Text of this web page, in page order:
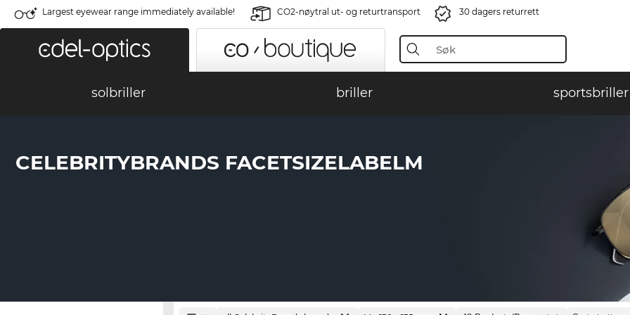
Largest eyewear range immediately available! CO2-nøytral ut- og returtransport 30 dagers returrett
solbriller briller sportsbriller
CELEBRITYBRANDS FACETSIZELABELM